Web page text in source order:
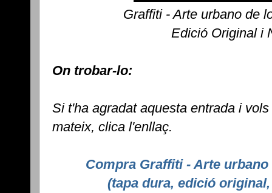
Graffiti - Arte urbano de
Edició Original i
On trobar-lo:
Si t'ha agradat aquesta entrada i
mateix, clica l'enllaç.
Compra Graffiti - Arte
(tapa dura, edició